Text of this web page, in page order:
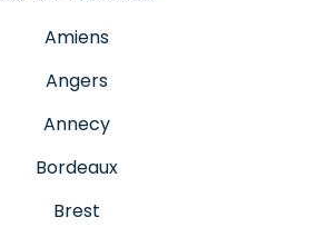
Amiens
Angers
Annecy
Bordeaux
Brest